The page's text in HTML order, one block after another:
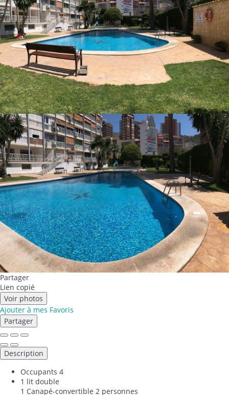
Partager
Lien copié
Voir photos
Ajouter à mes Favoris
Partager
Description
Occupants 4
1 lit double
1 Canapé-convertible 2 personnes